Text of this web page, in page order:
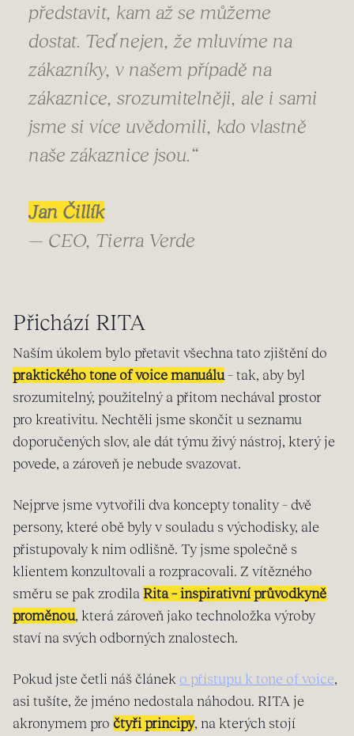
představit, kam až se můžeme
dostat. Teď nejen, že mluvíme na
zákazníky, v našem případě na
zákaznice, srozumitelněji, ale i sami
jsme si více uvědomili, kdo vlastně
naše zákaznice jsou.“
Jan Čillík
— CEO, Tierra Verde
Přichází RITA
Naším úkolem bylo přetavit všechna tato zjištění do
praktického tone of voice manuálu – tak, aby byl
srozumitelný, použitelný a přitom nechával prostor
pro kreativitu. Nechtěli jsme skončit u seznamu
doporučených slov, ale dát týmu živý nástroj, který je
povede, a zároveň je nebude svazovat.
Nejprve jsme vytvořili dva koncepty tonality – dvě
persony, které obě byly v souladu s východisky, ale
přistupovaly k nim odlišně. Ty jsme společně s
klientem konzultovali a rozpracovali. Z vítězného
směru se pak zrodila Rita – inspirativní průvodkyně
proměnou, která zároveň jako technoložka výroby
staví na svých odborných znalostech.
Pokud jste četli náš článek o přístupu k tone of voice,
asi tušíte, že jméno nedostala náhodou. RITA je
akronymem pro čtyři principy, na kterých stojí